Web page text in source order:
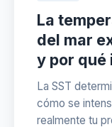
La
del mar
y por qué
La SST
cómo se
realmente tu